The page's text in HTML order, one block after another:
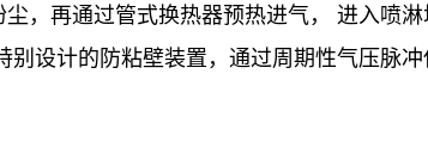
，再通过管式换热器预热进气， 进入喷
设计的防粘壁装置，通过周期性气压脉